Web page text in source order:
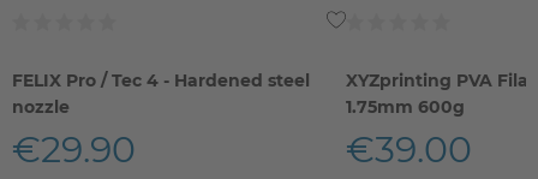
FELIX Pro / Tec 4 - Hardened steel
nozzle
€29.90
XYZprinting PVA
1.75mm 600g
€39.00